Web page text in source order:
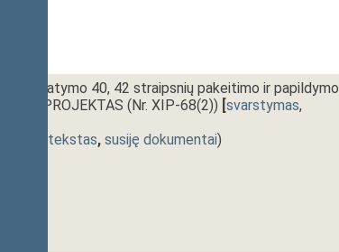
įstatymo 40, 42 straipsnių pakeitimo ir papildymo
PROJEKTAS (Nr. XIP-68(2)) [svarstymas,
tekstas, susiję dokumentai)